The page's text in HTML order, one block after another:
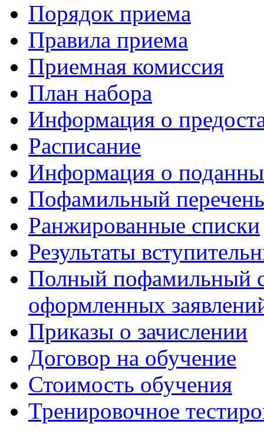
Порядок приема
Правила приема
Приемная комиссия
План набора
Информация о
Расписание
Информация о
Пофамильный
Ранжированные списки
Результаты
Полный пофамильный
оформленных
Приказы о зачислении
Договор на обучение
Стоимость обучения
Тренировочное